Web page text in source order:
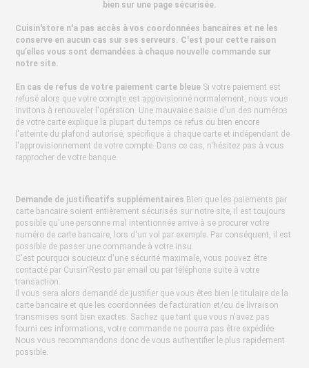
bien sur une page sécurisée.
Cuisin'store n'a pas accès à vos coordonnées bancaires et ne les
conserve en aucun cas sur ses serveurs. C'est pour cette raison
qu’elles vous sont demandées à chaque nouvelle commande sur
notre site.
En cas de refus de votre paiement carte bleue Si votre paiement est
refusé alors que votre compte est appovisionné normalement, nous vous
invitons à renouveler l'opération. Une mauvaise saisie d'un des numéros
de votre carte explique la plupart du temps ce refus ou bien encore
l'atteinte du plafond autorisé, spécifique à chaque carte et indépendant de
l'approvisionnement de votre compte. Dans ce cas, n'hésitez pas à vous
rapprocher de votre banque.
Demande de justificatifs supplémentaires Bien que les paiements par
carte bancaire soient entièrement sécurisés sur notre site, il est toujours
possible qu'une personne mal intentionnée arrive à se procurer votre
numéro de carte bancaire, lors d'un vol par exemple. Par conséquent, il est
possible de passer une commande à votre insu.
C'est pourquoi soucieux d'une sécurité maximale, vous pouvez être
contacté par Cuisin'Resto par email ou par téléphone suite à votre
transaction.
Il vous sera alors demandé de justifier que vous êtes bien le titulaire de la
carte bancaire et que les coordonnées de facturation et/ou de livraison
transmises sont bien exactes. Sachez que tant que vous n'avez pas
fourni ces informations, votre commande ne pourra pas être expédiée.
Nous vous recommandons donc de vous authentifier le plus rapidement
possible.